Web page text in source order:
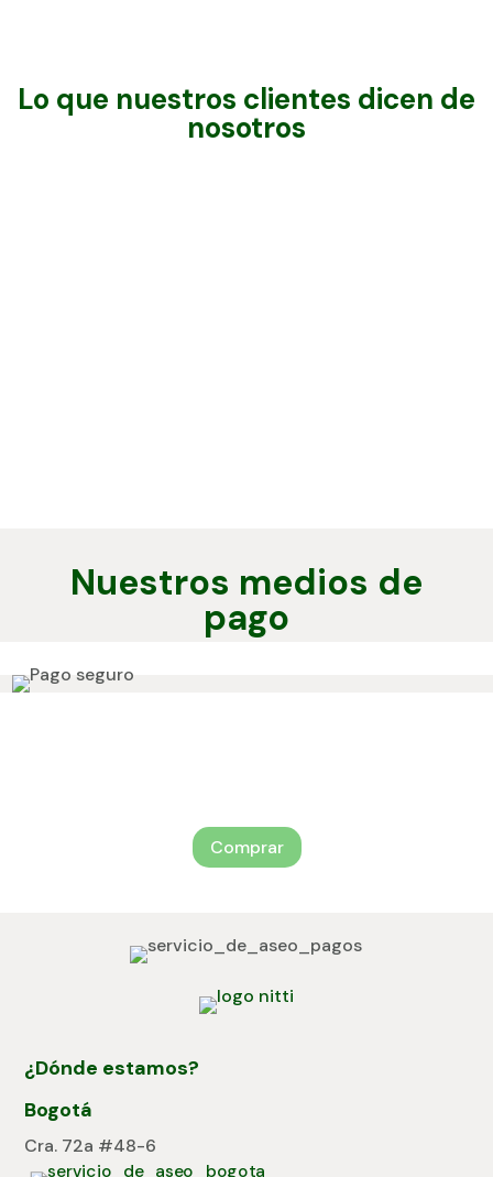
Lo que nuestros clientes dicen de
nosotros
Nuestros medios de
pago
Comprar
¿Dónde estamos?
Bogotá
Cra. 72a #48-6